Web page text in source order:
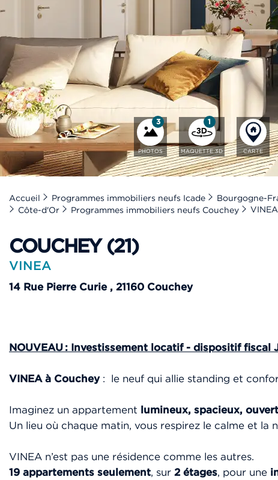
3
PHOTOS
1
MAQUETTE 3D CARTE
Accueil Programmes immobiliers neufs Icade
Bourgogne-
Côte-d'Or
Programmes immobiliers neufs Couchey VINEA
COUCHEY (21)
VINEA
14 Rue Pierre Curie , 21160 Couchey
NOUVEAU : Investissement locatif - dispositif fiscal
VINEA à Couchey: le neuf qui allie standing et
Imaginez un appartement lumineux, spacieux,
Un lieu où chaque matin, vous respirez le calme et la
VINEA n’est pas une résidence comme les autres.
19 appartements seulement, sur 2 étages, pour une